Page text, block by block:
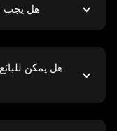
هل يجب